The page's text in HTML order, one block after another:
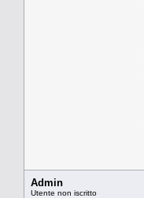
Admin
Utente non iscritto